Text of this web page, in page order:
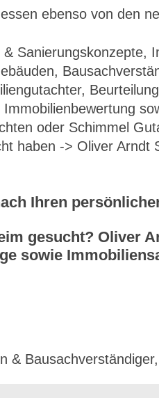
ebenso von den
Sanierungskonzepte,
oder Schimmel
haben -> Oliver
Ihren
gesucht? Oliver
sowie
&